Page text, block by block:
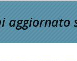
aggiornato